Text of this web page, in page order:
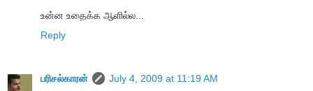
உன்ன உதைக்க ஆளில்ல...
Reply
பரிசல்காரன்
July 4, 2009 at 11:19 AM